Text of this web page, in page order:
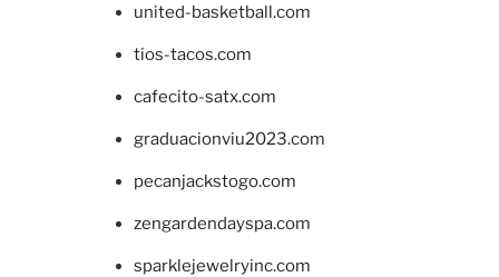
united-basketball.com
tios-tacos.com
cafecito-satx.com
graduacionviu2023.com
pecanjackstogo.com
zengardendayspa.com
sparklejewelryinc.com